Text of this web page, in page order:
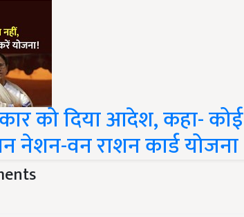
को दिया आदेश, कहा- कोई
नेशन-वन राशन कार्ड योजना